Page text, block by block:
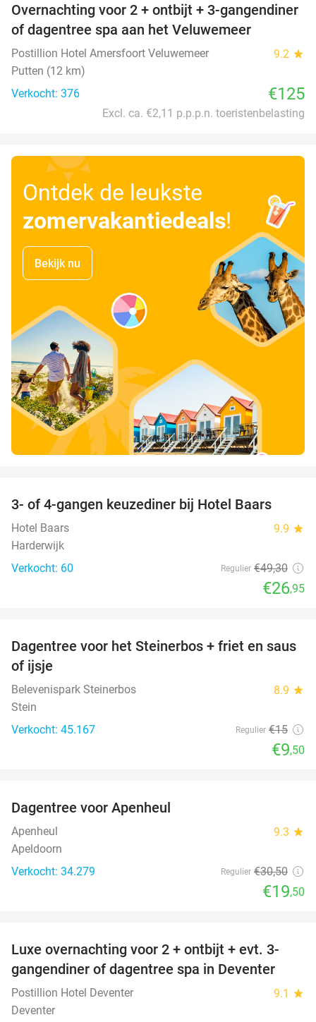
Overnachting voor 2 + ontbijt + 3-gangendiner
of dagentree spa aan het Veluwemeer
Postillion Hotel Amersfoort Veluwemeer 9.2 star
Putten (12 km)
Verkocht: 376
€125
Excl. ca. €2,11 p.p.p.n. toeristenbelasting
Ontdek de leukste
zomervakantiedeals!
Bekijk nu
3- of 4-gangen keuzediner bij Hotel Baars
Hotel Baars 9.9 star
Harderwijk
Verkocht: 60
Regulier €49,30
€26,95
37%
Dagentree voor het Steinerbos + friet en saus
of ijsje
Belevenispark Steinerbos 8.9 star
Stein
Verkocht: 45.167
Regulier €15
€9,50
Dagentree voor Apenheul
Apenheul 9.3 star
Apeldoorn
Verkocht: 34.279
Regulier €30,50
€19,50
Luxe overnachting voor 2 + ontbijt + evt. 3-
gangendiner of dagentree spa in Deventer
Postillion Hotel Deventer 9.1 star
Deventer